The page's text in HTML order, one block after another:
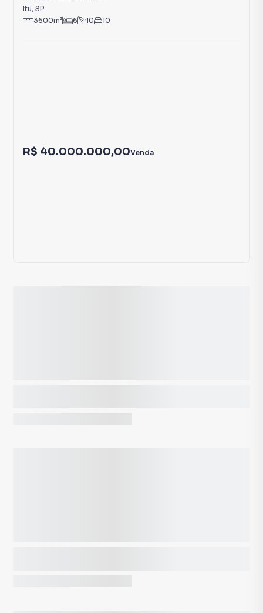
Itu, SP
3600m² 6 10 10
R$ 40.000.000,00Venda